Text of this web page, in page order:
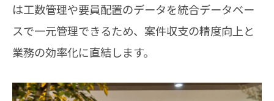
は工数管理や要員配置のデータを統合データベー
スで一元管理できるため、案件収支の精度向上と
業務の効率化に直結します。